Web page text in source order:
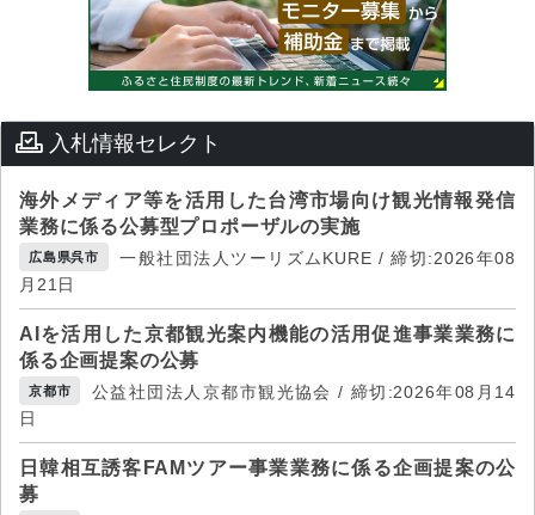
入札情報セレクト
海外メディア等を活用した台湾市場向け観光情報発信
業務に係る公募型プロポーザルの実施
広島県呉市
一般社団法人ツーリズムKURE / 締切:2026年08
月21日
AIを活用した京都観光案内機能の活用促進事業業務に
係る企画提案の公募
京都市
公益社団法人京都市観光協会 / 締切:2026年08月14
日
日韓相互誘客FAMツアー事業業務に係る企画提案の公
募